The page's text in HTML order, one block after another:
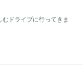
ドライブに行ってきま